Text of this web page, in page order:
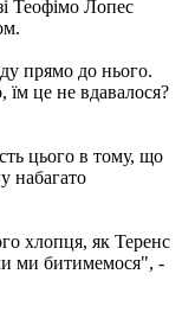
Теофімо Лопес
прямо до нього.
це не вдавалося?
цього в тому, що
набагато
хлопця, як Теренс
ми битимемося", -